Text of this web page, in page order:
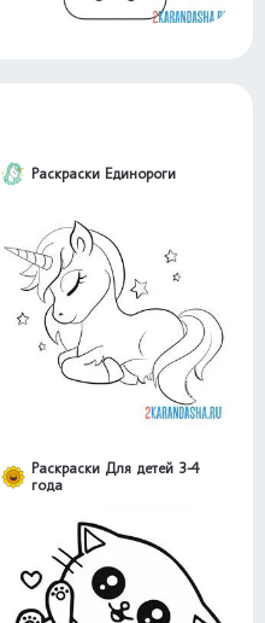
Раскраски Единороги
Раскраски Для детей 3-4
года